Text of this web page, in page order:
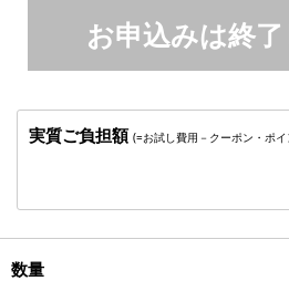
お申込みは終
実質ご負担額 (=お試し費用－クーポン・ポ
数量